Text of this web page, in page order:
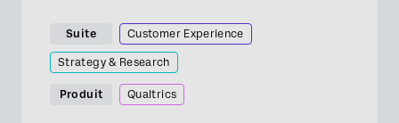
Suite Customer Experience
Strategy & Research
Produit Qualtrics